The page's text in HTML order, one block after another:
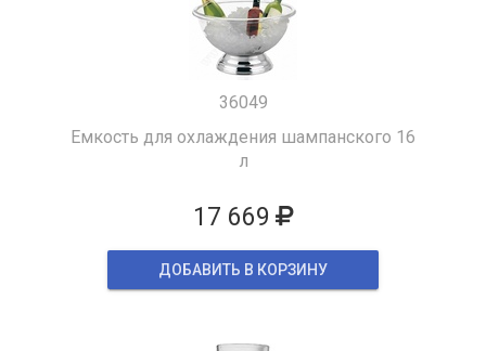
36049
Емкость для охлаждения шампанского 16
л
17 669
ДОБАВИТЬ В КОРЗИНУ